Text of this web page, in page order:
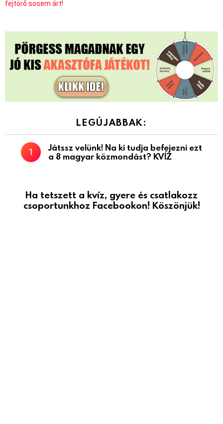
fejtörő sosem árt!
LEGÚJABBAK:
Játssz velünk! Na ki tudja befejezni ezt
a 8 magyar közmondást? KVÍZ
Ha tetszett a kvíz, gyere és csatlakozz
csoportunkhoz Facebookon! Köszönjük!